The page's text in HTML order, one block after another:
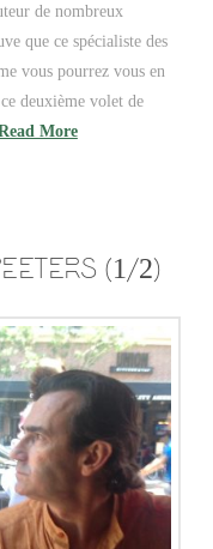
de nombreux
que ce spécialiste des
vous pourrez vous en
deuxième volet de
More
(1/2)